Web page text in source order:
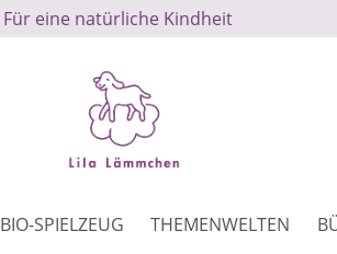
Für eine natürliche Kindheit
BIO-SPIELZEUG THEMENWELTEN